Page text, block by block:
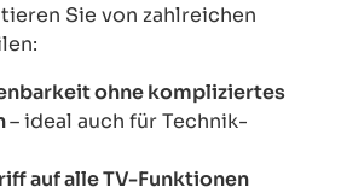
Sie von zahlreichen
ohne kompliziertes
– ideal auch für Technik-
auf alle TV-Funktionen